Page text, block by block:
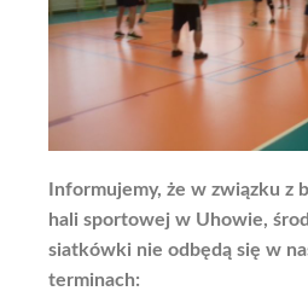
Informujemy, że w związku z
hali sportowej w Uhowie,
siatkówki nie odbędą się w
terminach: